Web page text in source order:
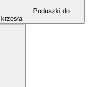
Poduszki do